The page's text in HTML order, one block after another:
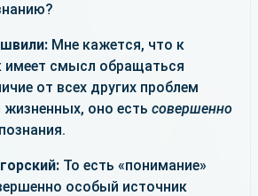
Мне кажется, что к
имеет смысл обращаться
от всех других проблем
жизненных, оно есть совершенно
То есть «понимание»
особый источник